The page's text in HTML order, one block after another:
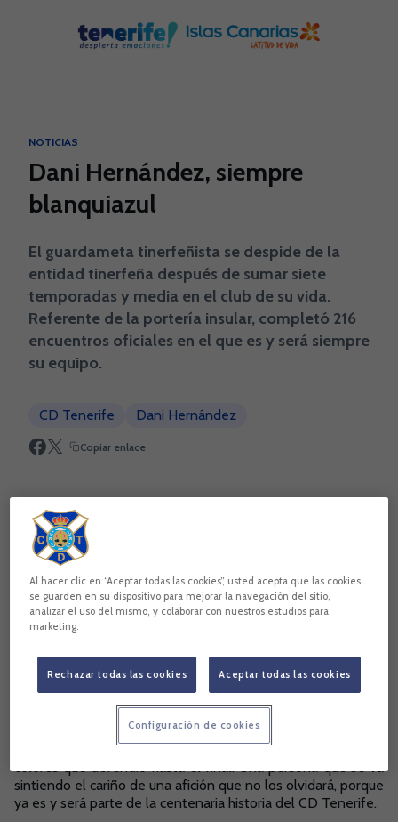
NOTICIAS
Dani Hernández, siempre
blanquiazul
El guardameta tinerfeñista se despide de la
entidad tinerfeña después de sumar siete
temporadas y media en el club de su vida.
Referente de la portería insular, completó 216
encuentros oficiales en el que es y será siempre
su equipo.
CD Tenerife Dani Hernández
Copiar enlace
Dani Hernández completa su ciclo como jugador blanquiazul
siendo el tercer portero con más partidos en los 100 años
de la entidad. Un jugador que lo ha dejado todo por unos
colores que defendió hasta el final. Una persona que se va
sintiendo el cariño de una afición que no los olvidará, porque
ya es y será parte de la centenaria historia del CD Tenerife.
Al hacer clic en “Aceptar todas las cookies”, usted acepta que las cookies
se guarden en su dispositivo para mejorar la navegación del sitio,
analizar el uso del mismo, y colaborar con nuestros estudios para
marketing.
Rechazar todas las cookies Aceptar todas las cookies
Configuración de cookies